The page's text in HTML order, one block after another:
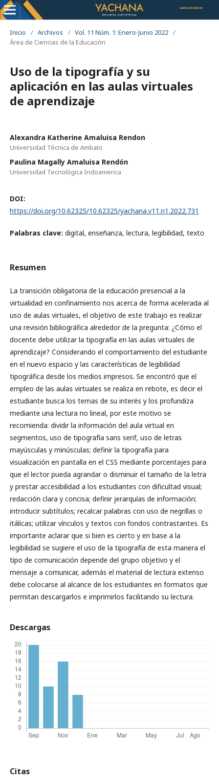
Inicio / Archivos / Vol. 11 Núm. 1: Enero-Junio 2022 /
Área de Ciencias de la Educación
Uso de la tipografía y su
aplicación en las aulas virtuales
de aprendizaje
Alexandra Katherine Amaluisa Rendon
Universidad Técnica de Ambato
Paulina Magally Amaluisa Rendón
Universidad Tecnológica Indoamerica
DOI:
https://doi.org/10.62325/10.62325/yachana.v11.n1.2022.731
Palabras clave: digital, enseñanza, lectura, legibilidad, texto
Resumen
La transición obligatoria de la educación presencial a la
virtualidad en confinamiento nos acerca de forma acelerada al
uso de aulas virtuales, el objetivo de este trabajo es realizar
una revisión bibliográfica alrededor de la pregunta: ¿Cómo el
docente debe utilizar la tipografía en las aulas virtuales de
aprendizaje? Considerando el comportamiento del estudiante
en el nuevo espacio y las características de legibilidad
tipográfica desde los medios impresos. Se encontró que el
empleo de las aulas virtuales se realiza en rebote, es decir el
estudiante busca los temas de su interés y los profundiza
mediante una lectura no lineal, por este motivo se
recomienda: dividir la información del aula virtual en
segmentos, uso de tipografía sans serif, uso de letras
mayúsculas y minúsculas; definir la tipografía para
visualización en pantalla en el CSS mediante porcentajes para
que el lector pueda agrandar o disminuir el tamaño de la letra
y prestar accesibilidad a los estudiantes con dificultad visual;
redacción clara y concisa; definir jerarquías de información;
introducir subtítulos; recalcar palabras con uso de negrillas o
itálicas; utilizar vínculos y textos con fondos contrastantes. Es
importante aclarar que si bien es cierto y en base a la
legibilidad se sugiere el uso de la tipografía de esta manera el
tipo de comunicación depende del grupo objetivo y el
mensaje a comunicar, además el material de lectura extenso
debe colocarse al alcance de los estudiantes en formatos que
permitan descargarlos e imprimirlos facilitando su lectura.
Descargas
Citas